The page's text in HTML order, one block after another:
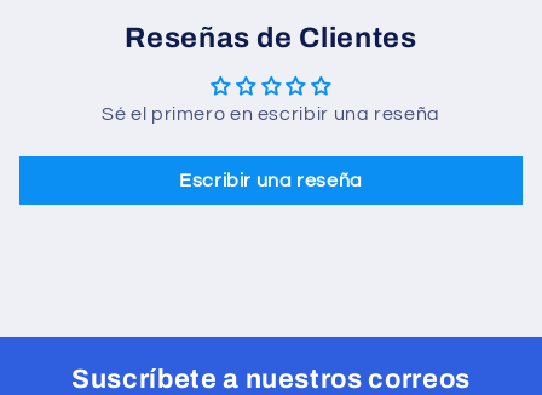
Reseñas de Clientes
Sé el primero en escribir una reseña
Escribir una reseña
Suscríbete a nuestros correos